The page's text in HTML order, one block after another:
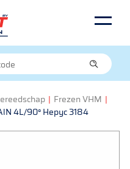
| Frezen VHM |
4L/90° Hepyc 3184